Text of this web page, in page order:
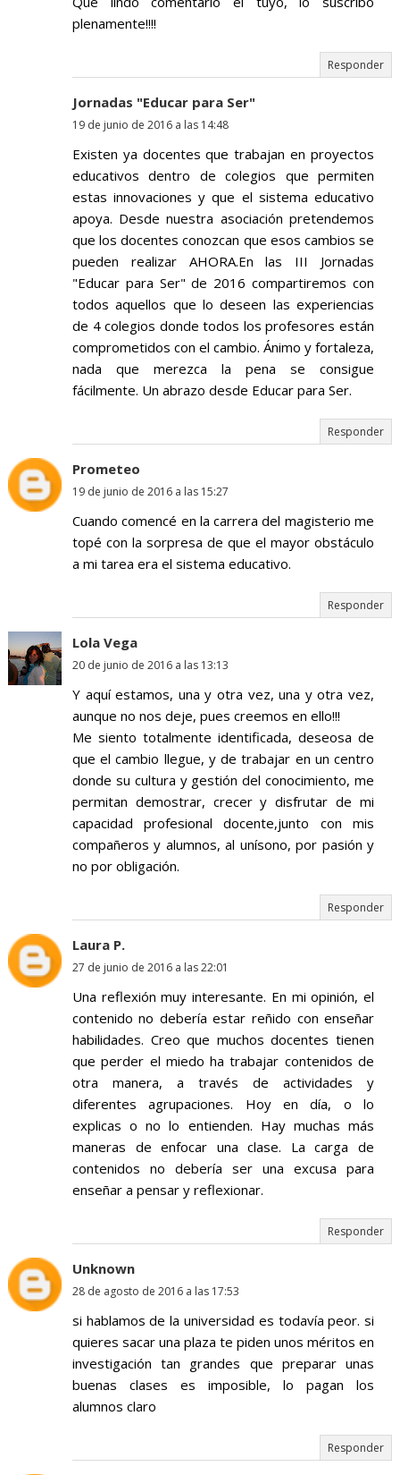
plenamente!!!!
Responder
Jornadas "Educar para Ser"
19 de junio de 2016 a las 14:48
Existen ya docentes que trabajan en proyectos
educativos dentro de colegios que permiten
estas innovaciones y que el sistema educativo
apoya. Desde nuestra asociación pretendemos
que los docentes conozcan que esos cambios se
pueden realizar AHORA.En las III Jornadas
"Educar para Ser" de 2016 compartiremos con
todos aquellos que lo deseen las experiencias
de 4 colegios donde todos los profesores están
comprometidos con el cambio. Ánimo y fortaleza,
nada que merezca la pena se consigue
fácilmente. Un abrazo desde Educar para Ser.
Responder
Prometeo
19 de junio de 2016 a las 15:27
Cuando comencé en la carrera del magisterio me
topé con la sorpresa de que el mayor obstáculo
a mi tarea era el sistema educativo.
Responder
Lola Vega
20 de junio de 2016 a las 13:13
Y aquí estamos, una y otra vez, una y otra vez,
aunque no nos deje, pues creemos en ello!!!
Me siento totalmente identificada, deseosa de
que el cambio llegue, y de trabajar en un centro
donde su cultura y gestión del conocimiento, me
permitan demostrar, crecer y disfrutar de mi
capacidad profesional docente,junto con mis
compañeros y alumnos, al unísono, por pasión y
no por obligación.
Responder
Laura P.
27 de junio de 2016 a las 22:01
Una reflexión muy interesante. En mi opinión, el
contenido no debería estar reñido con enseñar
habilidades. Creo que muchos docentes tienen
que perder el miedo ha trabajar contenidos de
otra manera, a través de actividades y
diferentes agrupaciones. Hoy en día, o lo
explicas o no lo entienden. Hay muchas más
maneras de enfocar una clase. La carga de
contenidos no debería ser una excusa para
enseñar a pensar y reflexionar.
Responder
Unknown
28 de agosto de 2016 a las 17:53
si hablamos de la universidad es todavía peor. si
quieres sacar una plaza te piden unos méritos en
investigación tan grandes que preparar unas
buenas clases es imposible, lo pagan los
alumnos claro
Responder